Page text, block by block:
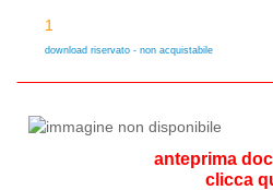
download riservato - non acquistabile
anteprima
clicca